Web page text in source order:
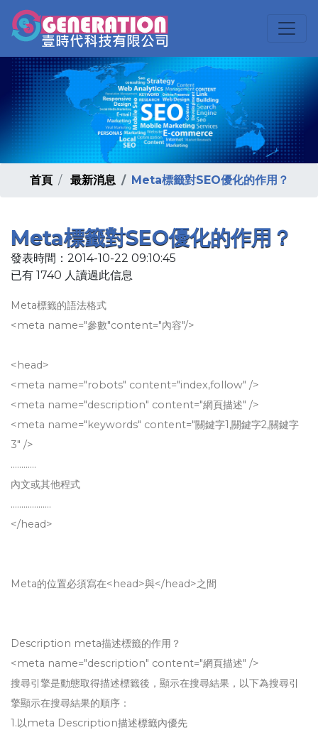
首頁 最新消息 Meta標籤對SEO優化的作用？
Meta標籤對SEO優化的作用？
發表時間：2014-10-22 09:10:45
已有 1740 人讀過此信息
Meta標籤的語法格式
<meta name="參數"content="內容"/>
<head>
<meta name="robots" content="index,follow" />
<meta name="description" content="網頁描述" />
<meta name="keywords" content="關鍵字1,關鍵字2,關鍵字
3″ />
…………
內文或其他程式
……………….
</head>
Meta的位置必須寫在<head>與</head>之間
Description meta描述標籤的作用？
<meta name="description" content="網頁描述" />
搜尋引擎是動態取得描述標籤後，顯示在搜尋結果，以下為搜尋引
擎顯示在搜尋結果的順序：
1.以meta Description描述標籤內優先